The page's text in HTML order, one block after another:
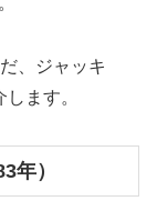
、ジャッキ
ます。
年）